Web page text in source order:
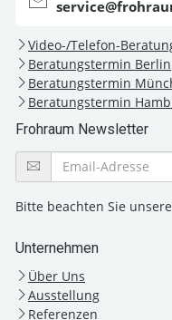
Video-/Telefon-
Beratungstermin Berlin
Beratungstermin
Beratungstermin
Frohraum Newsletter
Bitte beachten Sie unsere
Unternehmen
Über Uns
Ausstellung
Referenzen